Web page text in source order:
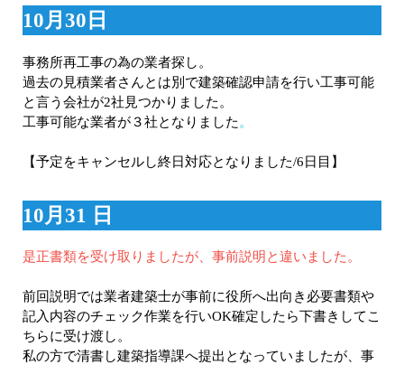
10月30日
事務所再工事の為の業者探し。
過去の見積業者さんとは別で建築確認申請を行い工事可能
と言う会社が2社見つかりました。
工事可能な業者が３社となりました 。
【予定をキャンセルし終日対応となりました/6日目】
10月31 日
是正書類を受け取りましたが、事前説明と違いました。
前回説明では業者建築士が事前に役所へ出向き必要書類や
記入内容のチェック作業を行いOK確定したら下書きしてこ
ちらに受け渡し。
私の方で清書し建築指導課へ提出となっていましたが、事